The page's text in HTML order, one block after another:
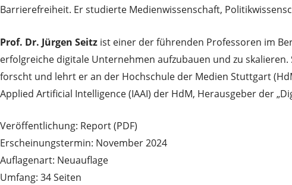
Barrierefreiheit. Er studierte Medienwissenschaft,
Prof. Dr. Jürgen Seitz ist einer der führenden Professoren im
erfolgreiche digitale Unternehmen aufzubauen und zu
forscht und lehrt er an der Hochschule der Medien Stuttgart
Applied Artificial Intelligence (IAAI) der HdM, Herausgeber der
Veröffentlichung: Report (PDF)
Erscheinungstermin: November 2024
Auflagenart: Neuauflage
Umfang: 34 Seiten